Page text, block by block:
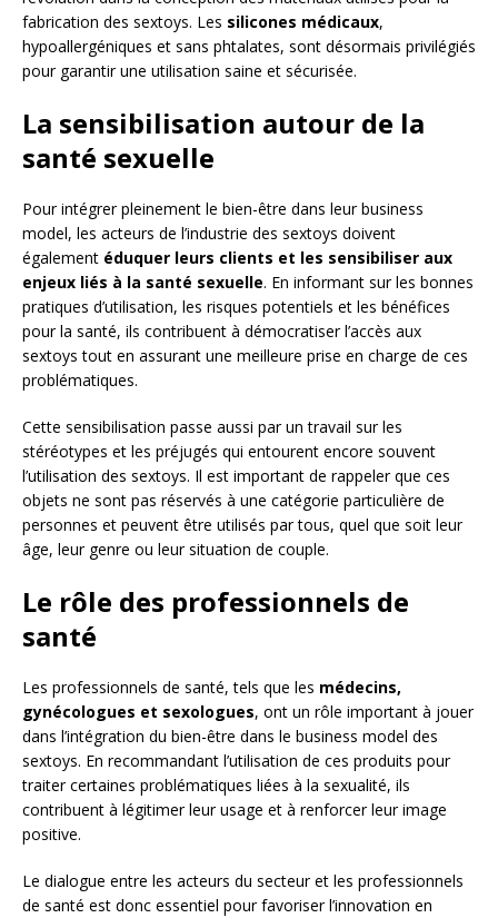
fabrication des sextoys. Les silicones médicaux,
hypoallergéniques et sans phtalates, sont désormais privilégiés
pour garantir une utilisation saine et sécurisée.
La sensibilisation autour de la
santé sexuelle
Pour intégrer pleinement le bien-être dans leur business
model, les acteurs de l’industrie des sextoys doivent
également éduquer leurs clients et les sensibiliser aux
enjeux liés à la santé sexuelle. En informant sur les bonnes
pratiques d’utilisation, les risques potentiels et les bénéfices
pour la santé, ils contribuent à démocratiser l’accès aux
sextoys tout en assurant une meilleure prise en charge de ces
problématiques.
Cette sensibilisation passe aussi par un travail sur les
stéréotypes et les préjugés qui entourent encore souvent
l’utilisation des sextoys. Il est important de rappeler que ces
objets ne sont pas réservés à une catégorie particulière de
personnes et peuvent être utilisés par tous, quel que soit leur
âge, leur genre ou leur situation de couple.
Le rôle des professionnels de
santé
Les professionnels de santé, tels que les médecins,
gynécologues et sexologues, ont un rôle important à jouer
dans l’intégration du bien-être dans le business model des
sextoys. En recommandant l’utilisation de ces produits pour
traiter certaines problématiques liées à la sexualité, ils
contribuent à légitimer leur usage et à renforcer leur image
positive.
Le dialogue entre les acteurs du secteur et les professionnels
de santé est donc essentiel pour favoriser l’innovation en